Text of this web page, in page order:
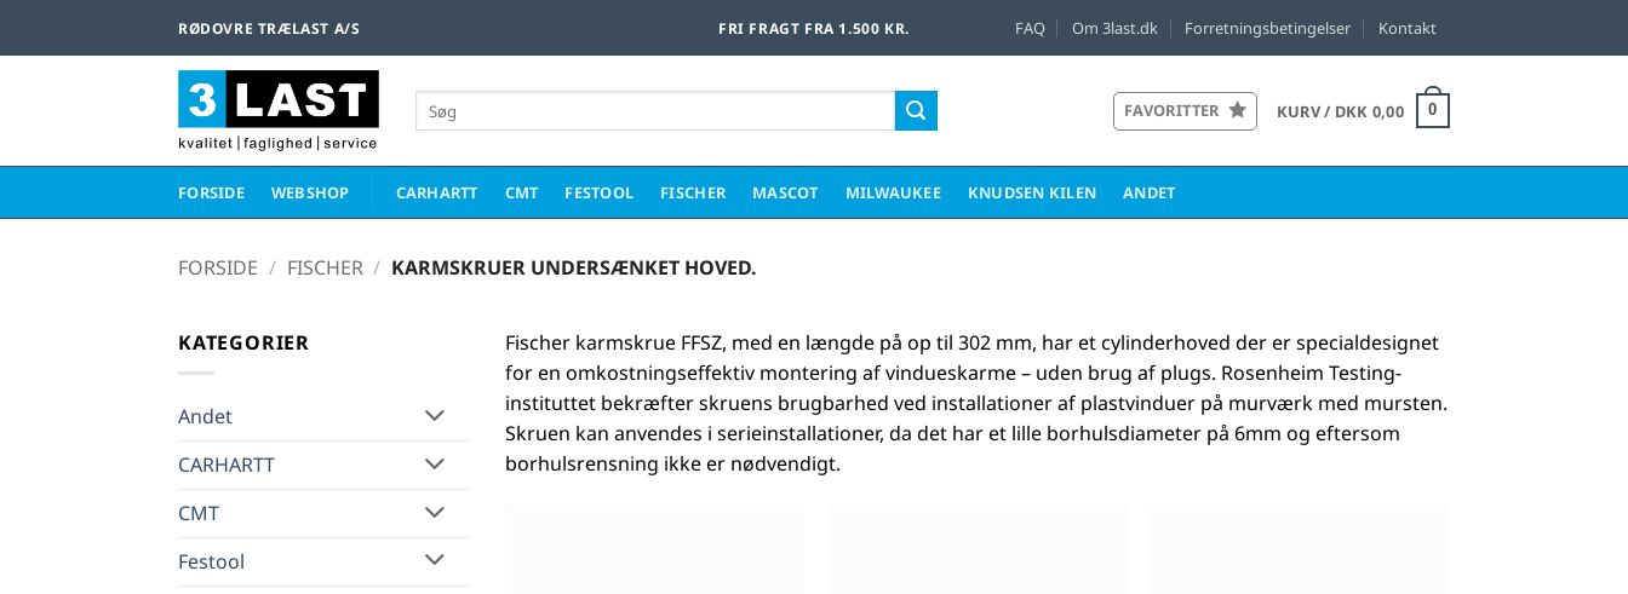
RØDOVRE TRÆLAST A/S FRI FRAGT FRA 1.500 KR. FAQ Om 3last.dk Forretningsbetingelser Kontakt
Søg
efter:
FAVORITTER KURV / DKK 0,00 0
FORSIDE WEBSHOP CARHARTT CMT FESTOOL FISCHER MASCOT MILWAUKEE KNUDSEN KILEN ANDET
FORSIDE / FISCHER / KARMSKRUER UNDERSÆNKET HOVED.
KATEGORIER
Andet
CARHARTT
CMT
Festool
Fischer karmskrue FFSZ, med en længde på op til 302 mm, har et cylinderhoved der er specialdesignet
for en omkostningseffektiv montering af vindueskarme – uden brug af plugs. Rosenheim Testing-
instituttet bekræfter skruens brugbarhed ved installationer af plastvinduer på murværk med mursten.
Skruen kan anvendes i serieinstallationer, da det har et lille borhulsdiameter på 6mm og eftersom
borhulsrensning ikke er nødvendigt.